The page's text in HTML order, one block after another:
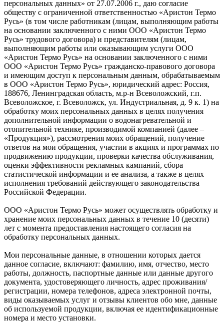
персональных данных» от 27.07.2006 г., даю согласие
обществу с ограниченной ответственностью «Аристон Термо
Русь» (в том числе работникам (лицам, выполняющим работы
на основании заключенного с ними ООО «Аристон Термо
Русь» трудового договора) и представителям (лицам,
выполняющим работы или оказывающим услуги ООО
«Аристон Термо Русь» на основании заключенного с ними
ООО «Аристон Термо Русь» гражданско-правового договора
и имеющим доступ к персональным данным, обрабатываемым
в ООО «Аристон Термо Русь», юридический адрес: Россия,
188676, Ленинградская область, м.р-н Всеволожский, г.п.
Всеволожское, г. Всеволожск, ул. Индустриальная, д. 9 к. 1) на
обработку моих персональных данных в целях получения
дополнительной информации о водонагревательной и
отопительной технике, производимой компанией (далее –
«Продукция»), рассмотрения моих обращений, получение
ответов на мои обращения, участии в акциях и программах по
продвижению продукции, проверки качества обслуживания,
оценки эффективности рекламных кампаний, сбора
статистической информации и ее анализа, а также в целях
исполнения требований действующего законодательства
Российской Федерации.
ООО «Аристон Термо Русь» может осуществлять обработку и
хранение моих персональных данных в течение 10 (десяти)
лет с момента предоставления настоящего согласия на
обработку персональных данных.
Мои персональные данные, в отношении которых дается
данное согласие, включают: фамилию, имя, отчество, место
работы, должность, паспортные данные или данные другого
документа, удостоверяющего личность, адрес проживания/
регистрации, номера телефонов, адреса электронной почты,
виды оказываемых услуг и отзывы клиентов обо мне, данные
об используемой продукции, включая ее идентификационные
номера и место установки.